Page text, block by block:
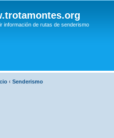
información de rutas de senderismo
‹ Senderismo